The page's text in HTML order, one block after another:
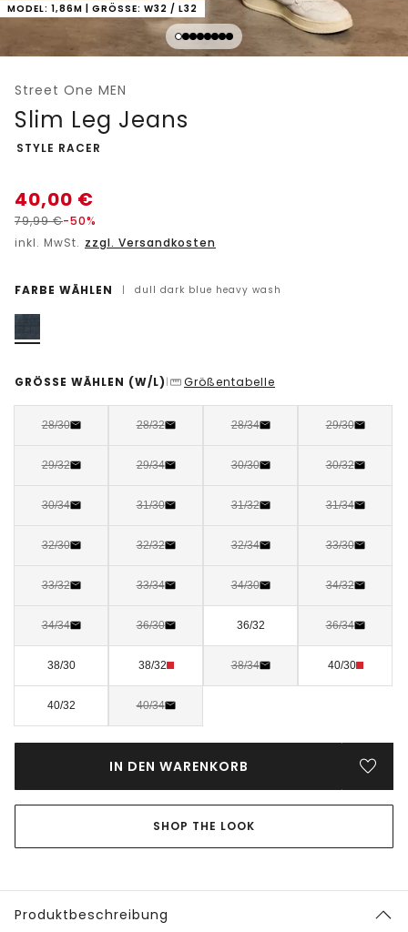
MODEL: 1,86M | GRÖSSE: W32 / L32
Street One MEN
Slim Leg Jeans
-
STYLE RACER
40,00 €
79,99€-50%
inkl. MwSt. zzgl. Versandkosten
FARBE WÄHLEN | dull dark blue heavy wash
GRÖSSE WÄHLEN (W/L) | Größentabelle
28/30 28/32 28/34 29/30
29/32 29/34 30/30 30/32
30/34 31/30 31/32 31/34
32/30 32/32 32/34 33/30
33/32 33/34 34/30 34/32
34/34 36/30 36/32 36/34
38/30 38/32 38/34 40/30
40/32 40/34
IN DEN WARENKORB
SHOP THE LOOK
Produktbeschreibung